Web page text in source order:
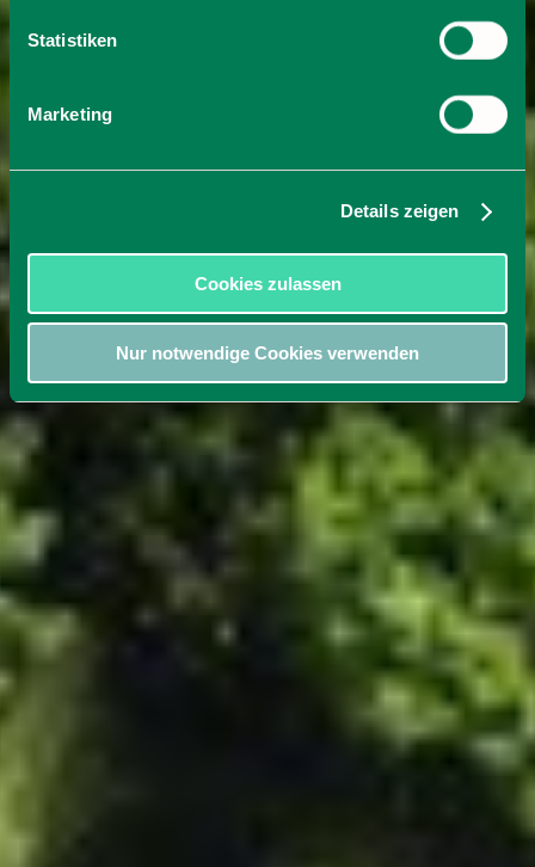
Statistiken
Marketing
Details zeigen
Cookies zulassen
Nur notwendige Cookies verwenden